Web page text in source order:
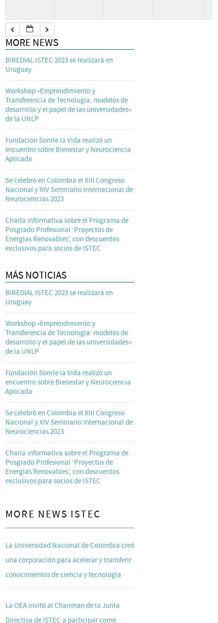
MORE NEWS
BIREDIAL ISTEC 2023 se realizará en
Uruguay
Workshop «Emprendimiento y
Transferencia de Tecnología: modelos de
desarrollo y el papel de las universidades»
de la UNLP
Fundación Sonríe la Vida realizó un
encuentro sobre Bienestar y Neurociencia
Aplicada
Se celebró en Colombia el XIII Congreso
Nacional y XIV Seminario Internacional de
Neurociencias 2023
Charla informativa sobre el Programa de
Posgrado Profesional ‘Proyectos de
Energías Renovables’, con descuentos
exclusivos para socios de ISTEC
MÁS NOTICIAS
BIREDIAL ISTEC 2023 se realizará en
Uruguay
Workshop «Emprendimiento y
Transferencia de Tecnología: modelos de
desarrollo y el papel de las universidades»
de la UNLP
Fundación Sonríe la Vida realizó un
encuentro sobre Bienestar y Neurociencia
Aplicada
Se celebró en Colombia el XIII Congreso
Nacional y XIV Seminario Internacional de
Neurociencias 2023
Charla informativa sobre el Programa de
Posgrado Profesional ‘Proyectos de
Energías Renovables’, con descuentos
exclusivos para socios de ISTEC
MORE NEWS ISTEC
La Universidad Nacional de Colombia creó
una corporación para acelerar y transferir
conocimientos de ciencia y tecnología
La OEA invitó al Chairman de la Junta
Directiva de ISTEC a participar como